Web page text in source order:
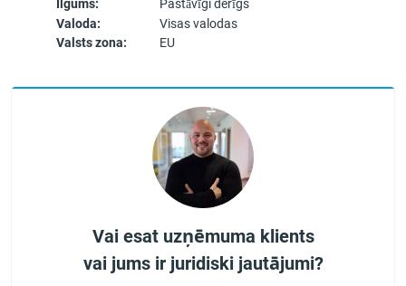
Ilgums:
Pastāvīgi derīgs
Valoda:
Visas valodas
Valsts zona:
EU
Vai esat uzņēmuma klients
vai jums ir juridiski jautājumi?